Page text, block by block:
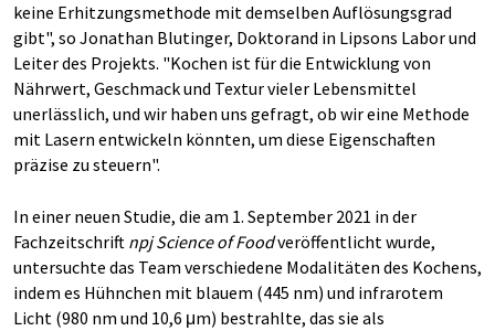
keine Erhitzungsmethode mit demselben Auflösungsgrad
gibt", so Jonathan Blutinger, Doktorand in Lipsons Labor und
Leiter des Projekts. "Kochen ist für die Entwicklung von
Nährwert, Geschmack und Textur vieler Lebensmittel
unerlässlich, und wir haben uns gefragt, ob wir eine Methode
mit Lasern entwickeln könnten, um diese Eigenschaften
präzise zu steuern".
In einer neuen Studie, die am 1. September 2021 in der
Fachzeitschrift npj Science of Foodveröffentlicht wurde,
untersuchte das Team verschiedene Modalitäten des Kochens,
indem es Hühnchen mit blauem (445 nm) und infrarotem
Licht (980 nm und 10,6 μm) bestrahlte, das sie als